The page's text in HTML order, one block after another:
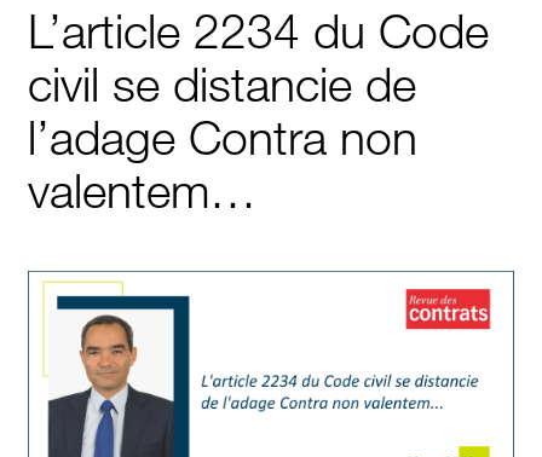
L’article 2234 du Code
civil se distancie de
l’adage Contra non
valentem…